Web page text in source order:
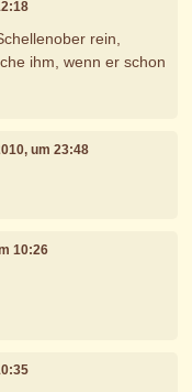
rein,
ihm, wenn er schon
um 23:48
10:26